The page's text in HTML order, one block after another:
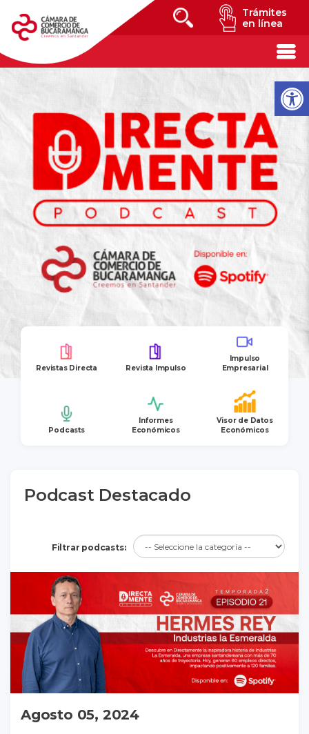
Trámites
en línea
Revistas Directa Revista Impulso
Impulso
Empresarial
Podcasts
Informes
Económicos
Visor de Datos
Económicos
Podcast Destacado
Filtrar podcasts:
Agosto 05, 2024